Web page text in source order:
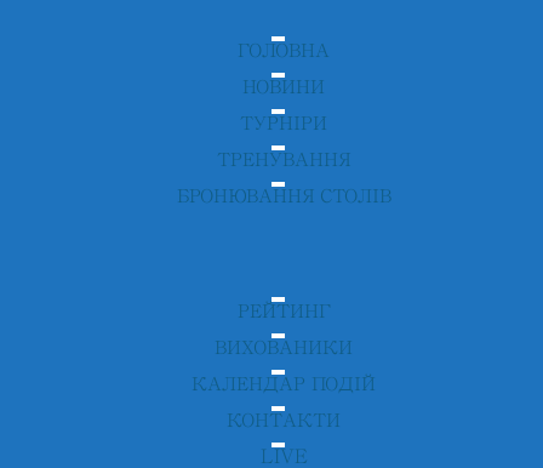
ГОЛОВНА
НОВИНИ
ТУРНІРИ
ТРЕНУВАННЯ
БРОНЮВАННЯ СТОЛІВ
РЕЙТИНГ
ВИХОВАНИКИ
КАЛЕНДАР ПОДІЙ
КОНТАКТИ
LIVE